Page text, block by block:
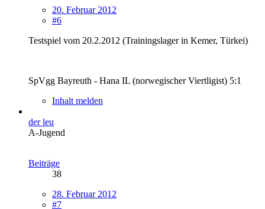
20. Februar 2012
#6
Testspiel vom 20.2.2012 (Trainingslager in Kemer, Türkei)
SpVgg Bayreuth - Hana IL (norwegischer Viertligist) 5:1
Inhalt melden
der leu
A-Jugend
Beiträge
38
28. Februar 2012
#7